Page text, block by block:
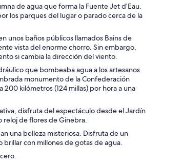
de agua que forma la Fuente Jet d’Eau.
los parques del lugar o parado cerca de la
unos baños públicos llamados Bains de
vista del enorme chorro. Sin embargo,
si cambia la dirección del viento.
que bombeaba agua a los artesanos
monumento de la Confederación
200 kilómetros (124 millas) por hora a una
disfruta del espectáculo desde el Jardín
de flores de Ginebra.
una belleza misteriosa. Disfruta de un
con millones de gotas de agua.